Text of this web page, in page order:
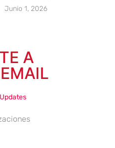
Junio 1, 2026
A